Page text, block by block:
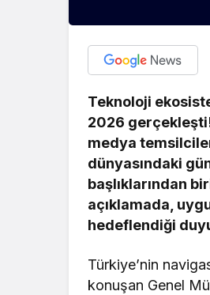
Teknoloji
2026
medya
dünyasındaki
başlıklarından
açıklamada,
hedeflendiği
Türkiye’nin
konuşan Genel